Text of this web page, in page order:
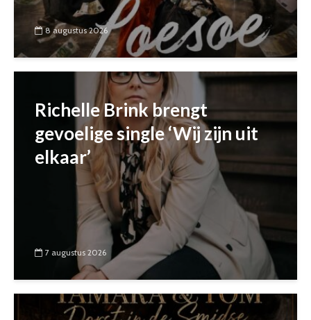
8 augustus 2026
Richelle Brink brengt
gevoelige single ‘Wij zijn uit
elkaar’
7 augustus 2026